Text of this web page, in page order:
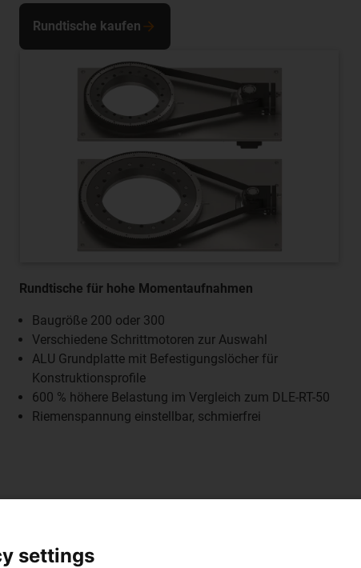
Rundtische für hohe Momentaufnahmen
Baugröße 200 oder 300
Verschiedene Schrittmotoren zur Auswahl
ALU Grundplatte mit Befestigungslöcher für
Konstruktionsprofile
600 % höhere Belastung im Vergleich zum DLE-RT-50
Riemenspannung einstellbar, schmierfrei
Rundtische kaufen
2026
settings